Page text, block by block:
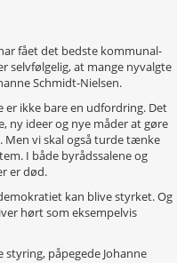
fået det bedste kommunal-
selvfølgelig, at mange nyvalgte
Schmidt-Nielsen.
er ikke bare en udfordring. Det
ny ideer og nye måder at gøre
Men vi skal også turde tænke
I både byrådssalene og
er død.
kan blive styrket. Og
hørt som eksempelvis
påpegede Johanne